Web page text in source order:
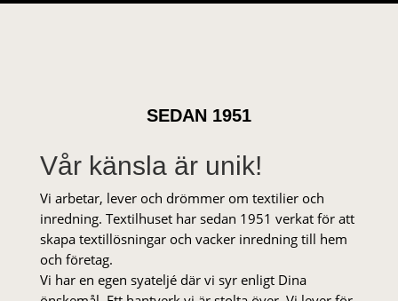
SEDAN 1951
Vår känsla är unik!
Vi arbetar, lever och drömmer om textilier och
inredning. Textilhuset har sedan 1951 verkat för att
skapa textillösningar och vacker inredning till hem
och företag.
Vi har en egen syateljé där vi syr enligt Dina